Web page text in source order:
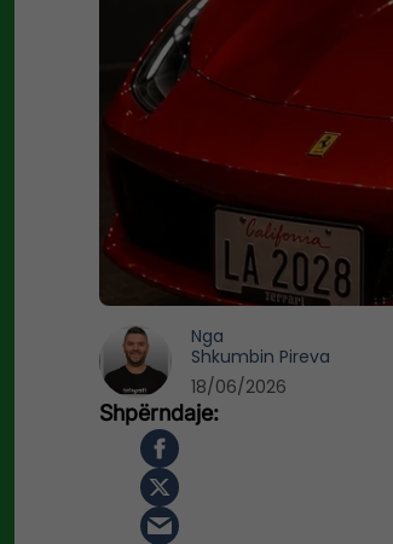
Nga
Shkumbin Pireva
18/06/2026